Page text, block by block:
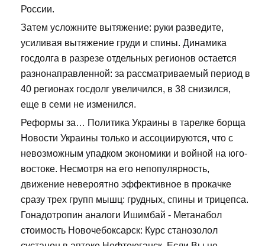
России.
Затем усложните вытяжение: руки разведите,
усиливая вытяжение груди и спины. Динамика
госдолга в разрезе отдельных регионов остается
разнонаправленной: за рассматриваемый период в
40 регионах госдолг увеличился, в 38 снизился,
еще в семи не изменился.
Реформы за… Политика Украины в тарелке борща
Новости Украины только и ассоциируются, что с
невозможным упадком экономики и войной на юго-
востоке. Несмотря на его непопулярность,
движение невероятно эффективное в прокачке
сразу трех групп мышц: грудных, спины и трицепса.
Гонадотропин аналоги Ишимбай - Метанабол
стоимость Новочебоксарск: Курс станозолол